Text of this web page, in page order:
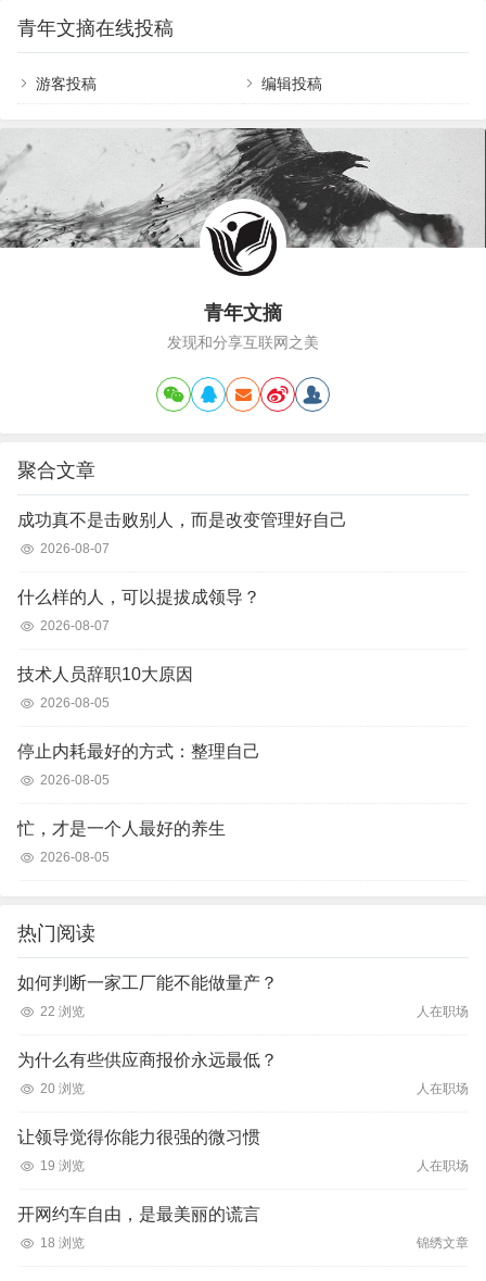
开，别为省电而忽视健康。多项研究已经证实，高
温对人体的损害，远远超出了我们通常的认知。长
期暴露在高温环境中，不仅影响当下的舒适感，更
会持续削弱脂肪代谢能力。之后面对高脂饮食时，
乱。研究发现，高温累积暴露量的增加会加速生物
衰老，其作用程…
青年文摘在线投稿
游客投稿 编辑投稿
青年文摘
发现和分享互联网之美
聚合文章
成功真不是击败别人，而是改变管理好自己
2026-08-07
什么样的人，可以提拔成领导？
2026-08-07
技术人员辞职10大原因
2026-08-05
停止内耗最好的方式：整理自己
2026-08-05
忙，才是一个人最好的养生
2026-08-05
热门阅读
如何判断一家工厂能不能做量产？
22 浏览 人在职场
为什么有些供应商报价永远最低？
20 浏览 人在职场
让领导觉得你能力很强的微习惯
19 浏览 人在职场
开网约车自由，是最美丽的谎言
18 浏览 锦绣文章